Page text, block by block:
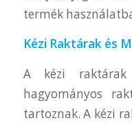
termék
Kézi Raktárak és
A kézi
hagyományos
tartoznak. A kézi